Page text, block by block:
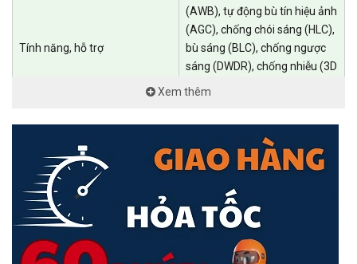
Tính năng, hỗ trợ
(AWB), tự động bù tín hiệu ảnh
(AGC), chống chói sáng (HLC),
bù sáng (BLC), chống ngược
sáng (DWDR), chống nhiễu (3D
NR)
– Tích hợp sẵn MIC.
– Tiêu chuẩn chống nước IP67
Nguồn điện 12 VDC/PoE (802.3af)
Kích thước
198.9 mm × 80.2 mm × 76.2
Xem thêm